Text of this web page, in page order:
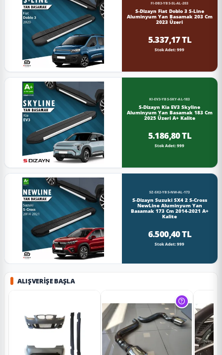
FI-DB3-YBS-SL-AL-203
S-Dizayn Fiat Doblo 3 S-Line
Aluminyum Yan Basamak 203 Cm
2023 Üzeri
5.337,17 TL
Stok Adet: 999
KI-EV3-YBS-SKY-AL-183
S-Dizayn Kia EV3 Skyline
Aluminyum Yan Basamak 183 Cm
2025 Üzeri A+ Kalite
5.186,80 TL
Stok Adet: 999
SZ-SX2-YBS-NW-AL-173
S-Dizayn Suzuki SX4 2 S-Cross
NewLine Aluminyum Yan
Basamak 173 Cm 2014-2021 A+
Kalite
6.500,40 TL
Stok Adet: 999
ALIŞVERIŞE BAŞLA